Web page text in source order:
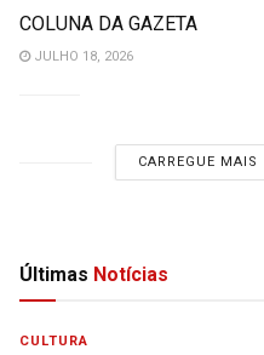
COLUNA DA GAZETA
JULHO 18, 2026
CARREGUE MAIS
Últimas Notícias
CULTURA